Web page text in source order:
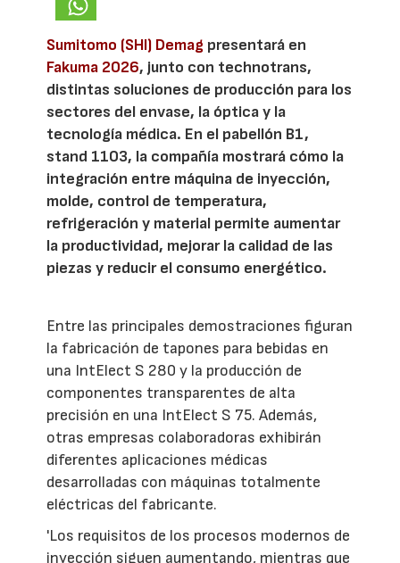
Sumitomo (SHI) Demag presentará en
Fakuma 2026, junto con technotrans,
distintas soluciones de producción para los
sectores del envase, la óptica y la
tecnología médica. En el pabellón B1,
stand 1103, la compañía mostrará cómo la
integración entre máquina de inyección,
molde, control de temperatura,
refrigeración y material permite aumentar
la productividad, mejorar la calidad de las
piezas y reducir el consumo energético.
Entre las principales demostraciones figuran
la fabricación de tapones para bebidas en
una IntElect S 280 y la producción de
componentes transparentes de alta
precisión en una IntElect S 75. Además,
otras empresas colaboradoras exhibirán
diferentes aplicaciones médicas
desarrolladas con máquinas totalmente
eléctricas del fabricante.
'Los requisitos de los procesos modernos de
inyección siguen aumentando, mientras que